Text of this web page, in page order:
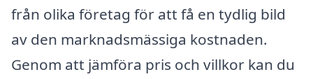
från olika företag för att få en tydlig bild
av den marknadsmässiga kostnaden.
Genom att jämföra pris och villkor kan du